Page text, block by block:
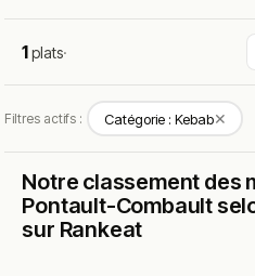
1plats·
Filtres actifs : Catégorie : Kebab✕
Notre classement des
Pontault-Combault
sur Rankeat